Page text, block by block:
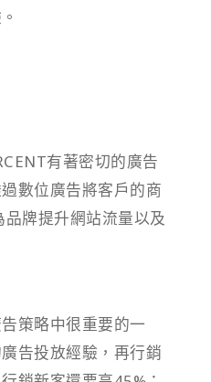
有著密切的廣告
數位廣告將客戶的商
牌提升網站流量以及
策略中很重要的一
告投放經驗，再行銷